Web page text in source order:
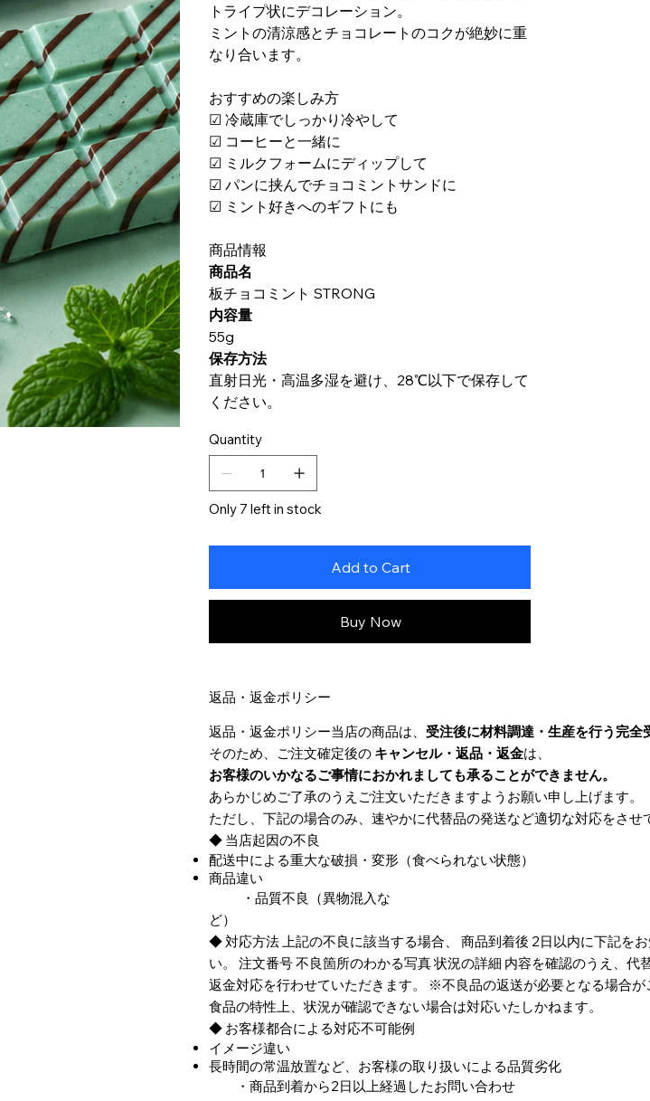
トライプ状にデコレーション。
ミントの清涼感とチョコレートのコクが絶妙に重
なり合います。
おすすめの楽しみ方
☑ 冷蔵庫でしっかり冷やして
☑ コーヒーと一緒に
☑ ミルクフォームにディップして
☑ パンに挟んでチョコミントサンドに
☑ ミント好きへのギフトにも
商品情報
商品名
板チョコミント STRONG
内容量
55g
保存方法
直射日光・高温多湿を避け、28℃以下で保存して
ください。
Quantity
Only 7 left in stock
Add to Cart
Buy Now
返品・返金ポリシー
返品・返金ポリシー当店の商品は、 受注後に材料調達・生産を行う完全
そのため、ご注文確定後の キャンセル・返品・返金は、
お客様のいかなるご事情におかれましても承ることができません。
あらかじめご了承のうえご注文いただきますようお願い申し上げます。
ただし、下記の場合のみ、速やかに代替品の発送など適切な対応をさせ
◆ 当店起因の不良
配送中による重大な破損・変形（食べられない状態）
商品違い
・品質不良（異物混入な
ど
◆ 対応方法 上記の不良に該当する場合、 商品到着後 2日以内に下記を
い。 注文番号 不良箇所のわかる写真 状況の詳細 内容を確認のうえ、代
返金対応を行わせていただきます。 ※不良品の返送が必要となる場合
食品の特性上、状況が確認できない場合は対応いたしかねます。
◆ お客様都合による対応不可能例
イメージ違い
長時間の常温放置など、お客様の取り扱いによる品質劣化
・商品到着から2日以上経過したお問い合